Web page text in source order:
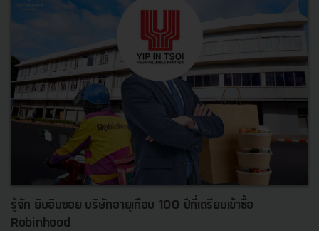
รู้จัก ยิบอินซอย บริษัทอายุเกือบ 100 ปีที่เตรียมเข้าซื้อ
Robinhood